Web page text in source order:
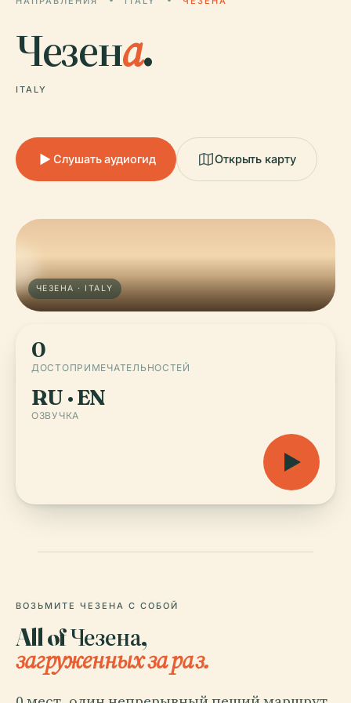
Чезена.
ITALY
Слушать аудиогид Открыть карту
ЧЕЗЕНА · ITALY
0
ДОСТОПРИМЕЧАТЕЛЬНОСТЕЙ
RU · EN
ОЗВУЧКА
ВОЗЬМИТЕ ЧЕЗЕНА С СОБОЙ
All of Чезена,
загруженных за раз.